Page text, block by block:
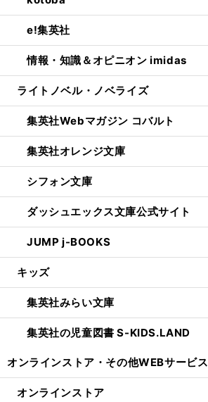
e!集英社
情報・知識＆オピニオン imidas
ライトノベル・ノベライズ
集英社Webマガジン コバルト
集英社オレンジ文庫
シフォン文庫
ダッシュエックス文庫公式サイト
JUMP j-BOOKS
キッズ
集英社みらい文庫
集英社の児童図書 S-KIDS.LAND
オンラインストア・ その他WEBサービス
オンラインストア